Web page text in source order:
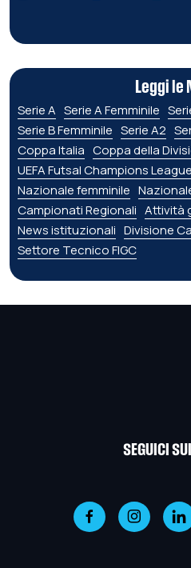
Leggi le
Serie A Serie A Femminile
Serie B Femminile Serie A2
Coppa Italia Coppa della
UEFA Futsal Champions League
Nazionale femminile
Campionati Regionali Attività
News istituzionali Divisione
Settore Tecnico FIGC
SEGUICI